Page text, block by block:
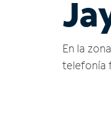
En la
telefonía